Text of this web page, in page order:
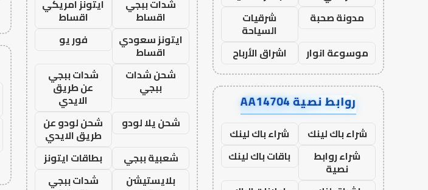
مدونة صحبة
شرقيات
السياحة
موسوعة انوار
اشراق الأرباح
روابط نصية AA14704
شراء باك لينك
شراء باك لينك
شراء روابط
نصية
باقات باك لينك
شدات ببجي
اقساط
ايتونز امريكي
اقساط
ايتونز سعودي
اقساط
فور يو
شحن شدات
ببجي
شدات ببجي
عن طريق
الايدي
شحن يلا لودو
شحن لودو عن
طريق الايدي
شعبية ببجي
بطاقات ايتونز
بلايستيشن
شدات ببجي